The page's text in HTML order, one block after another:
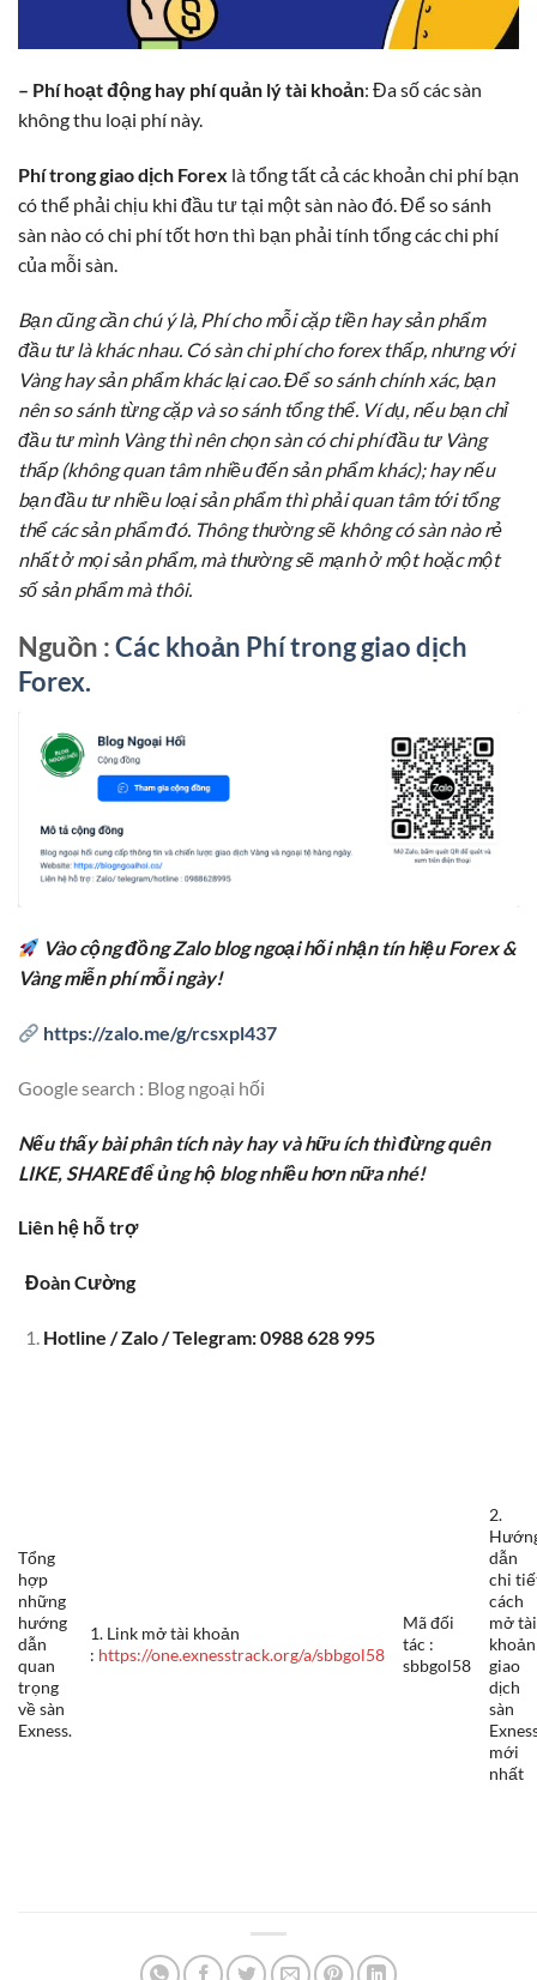
– Phí hoạt động hay phí quản lý tài khoản: Đa số các sàn
không thu loại phí này.
Phí trong giao dịch Forex là tổng tất cả các khoản chi phí bạn
có thể phải chịu khi đầu tư tại một sàn nào đó. Để so sánh
sàn nào có chi phí tốt hơn thì bạn phải tính tổng các chi phí
của mỗi sàn.
Bạn cũng cần chú ý là, Phí cho mỗi cặp tiền hay sản phẩm
đầu tư là khác nhau. Có sàn chi phí cho forex thấp, nhưng với
Vàng hay sản phẩm khác lại cao. Để so sánh chính xác, bạn
nên so sánh từng cặp và so sánh tổng thể. Ví dụ, nếu bạn chỉ
đầu tư mình Vàng thì nên chọn sàn có chi phí đầu tư Vàng
thấp (không quan tâm nhiều đến sản phẩm khác); hay nếu
bạn đầu tư nhiều loại sản phẩm thì phải quan tâm tới tổng
thể các sản phẩm đó. Thông thường sẽ không có sàn nào rẻ
nhất ở mọi sản phẩm, mà thường sẽ mạnh ở một hoặc một
số sản phẩm mà thôi.
Nguồn :Các khoản Phí trong giao dịch
Forex.
Vào cộng đồng Zalo blog ngoại hối nhận tín hiệu Forex &
Vàng miễn phí mỗi ngày!
https://zalo.me/g/rcsxpl437
Google search : Blog ngoại hối
Nếu thấy bài phân tích này hay và hữu ích thì đừng quên
LIKE, SHARE để ủng hộ blog nhiều hơn nữa nhé!
Liên hệ hỗ trợ
Đoàn Cường
Hotline / Zalo / Telegram: 0988 628 995
Tổng
hợp
những
hướng
dẫn
quan
trọng
về sàn
Exness.
1. Link mở tài khoản
: https://one.exnesstrack.org/a/sbbgol58
Mã đối
tác :
sbbgol58
2.
dẫn
chi
cách
mở tài
khoản
giao
dịch
sàn
mới
nhất